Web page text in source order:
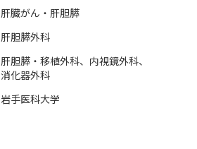
肝臓がん・肝胆膵
肝胆膵外科
肝胆膵・移植外科、内視鏡外科、
消化器外科
岩手医科大学